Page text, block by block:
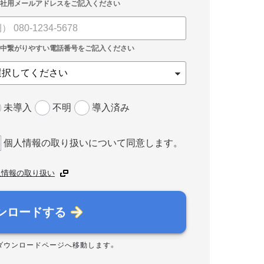
未導入 不明 導入済み
個人情報の取り扱いについて同意します。
報の取り扱い
ロードする
ウンロードページへ移動します。